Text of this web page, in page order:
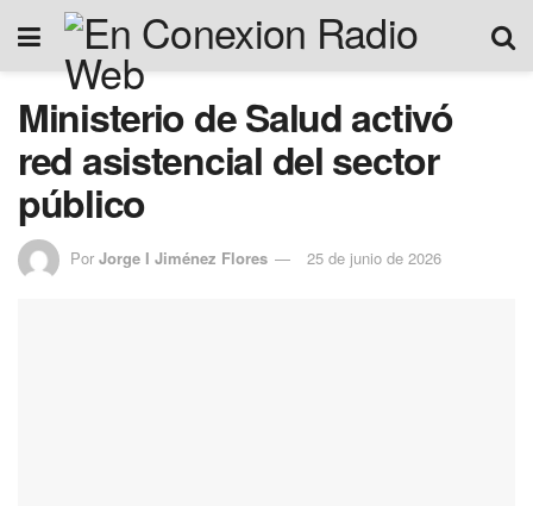
Ministerio de Salud activó
red asistencial del sector
público
Por Jorge I Jiménez Flores 25 de junio de 2026